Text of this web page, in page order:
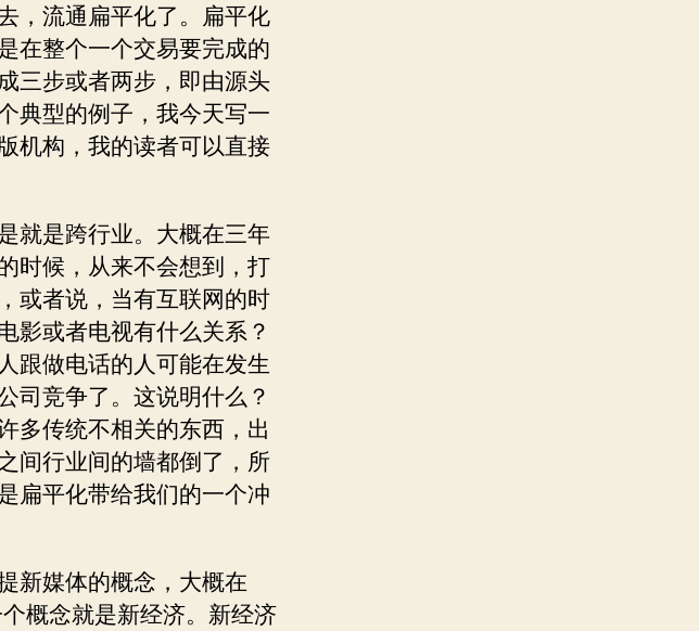
，流通扁平化了。扁平化
在整个一个交易要完成的
三步或者两步，即由源头
典型的例子，我今天写一
机构，我的读者可以直接
就是跨行业。大概在三年
时候，从来不会想到，打
或者说，当有互联网的时
影或者电视有什么关系？
跟做电话的人可能在发生
司竞争了。这说明什么？
多传统不相关的东西，出
间行业间的墙都倒了，所
扁平化带给我们的一个冲
新媒体的概念，大概在
概念就是新经济。新经济